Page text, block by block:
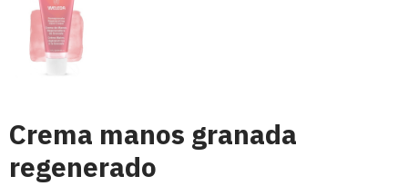
Crema manos granada
regenerado